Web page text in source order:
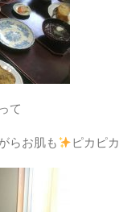
て
らお肌も ピカピ